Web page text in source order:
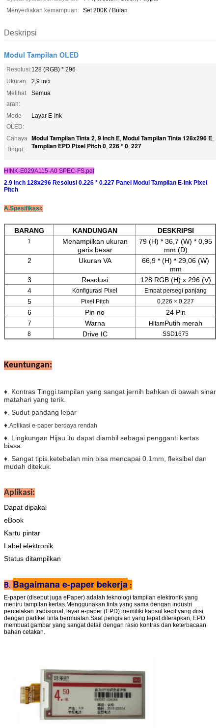
Menyediakan kemampuan: Set 200K / Bulan
Deskripsi
Modul Tampilan OLED
Resolusi:128 (RGB) * 296
Ukuran: 2,9 inci
Melihat
arah:
Semua
Mode
OLED:
Layar E-Ink
Cahaya
Tinggi:
Modul Tampilan Tinta 2, 9 Inch E, Modul Tampilan Tinta 128x296 E,
Tampilan EPD Pixel Pitch 0, 226 * 0, 227
HINK-E029A115-A0 SPEC-FS.pdf
2.9 Inch 128x296 Resolusi 0.226 * 0.227 Panel Modul Tampilan E-ink Pixel
Pitch
A.Spesifikasi:
BARANG KANDUNGAN DESKRIPSI
1
Menampilkan ukuran
garis besar
79 (H) * 36,7 (W) * 0,95
mm (D)
2
Ukuran VA
66,9 * (H) * 29,06 (W)
mm
3
Resolusi
128 RGB (H) x 296 (V)
4
Konfigurasi Pixel Empat persegi panjang
5 Pixel Pitch 0,226 × 0,227
6 Pin no
24 Pin
7
Warna HitamPutih merah
8 Drive IC SSD1675
Keuntungan:
♦. Kontras Tinggi.tampilan yang sangat jernih bahkan di bawah sinar
matahari yang terik.
♦. Sudut pandang lebar
♦. Aplikasi e-paper berdaya rendah
♦. Lingkungan Hijau.itu dapat diambil sebagai pengganti kertas
biasa.
♦. Sangat tipis.ketebalan min bisa mencapai 0.1mm, fleksibel dan
mudah ditekuk.
Aplikasi:
Dapat dipakai
eBook
Kartu pintar
Label elektronik
Status ditampilkan
B. Bagaimana e-paper bekerja :
E-paper (disebut juga ePaper) adalah teknologi tampilan elektronik yang
meniru tampilan kertas.Menggunakan tinta yang sama dengan industri
percetakan tradisional, layar e-paper (EPD) memiliki kapsul kecil yang diisi
dengan partikel tinta bermuatan.Saat pengisian yang tepat diterapkan, EPD
membuat gambar yang sangat detail dengan rasio kontras dan keterbacaan
bahan cetakan.